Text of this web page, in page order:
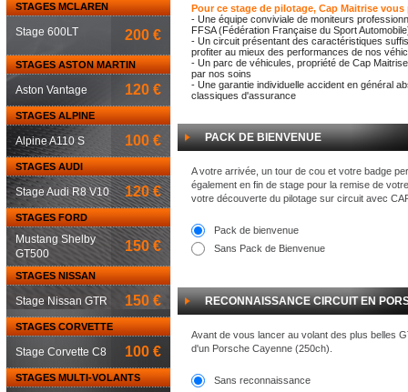
STAGES MCLAREN
Stage 600LT 200 €
STAGES ASTON MARTIN
Aston Vantage 120 €
STAGES ALPINE
Alpine A110 S 100 €
STAGES AUDI
Stage Audi R8 V10 120 €
STAGES FORD
Mustang Shelby
GT500
150 €
STAGES NISSAN
Stage Nissan GTR 150 €
STAGES CORVETTE
Stage Corvette C8 100 €
STAGES MULTI-VOLANTS
Pour ce stage de pilotage, Cap Maitrise
- Une équipe conviviale de moniteurs
FFSA (Fédération Française du Sport
- Un circuit présentant des caractéristiques
profiter au mieux des performances de nos
- Un parc de véhicules, propriété de Cap
par nos soins
- Une garantie individuelle accident en général
classiques d'assurance
PACK DE BIENVENUE
A votre arrivée, un tour de cou et votre badge
également en fin de stage pour la remise de
votre découverte du pilotage sur circuit avec
Pack de bienvenue
Sans Pack de Bienvenue
RECONNAISSANCE CIRCUIT EN
Avant de vous lancer au volant des plus belles
d'un Porsche Cayenne (250ch).
Sans reconnaissance